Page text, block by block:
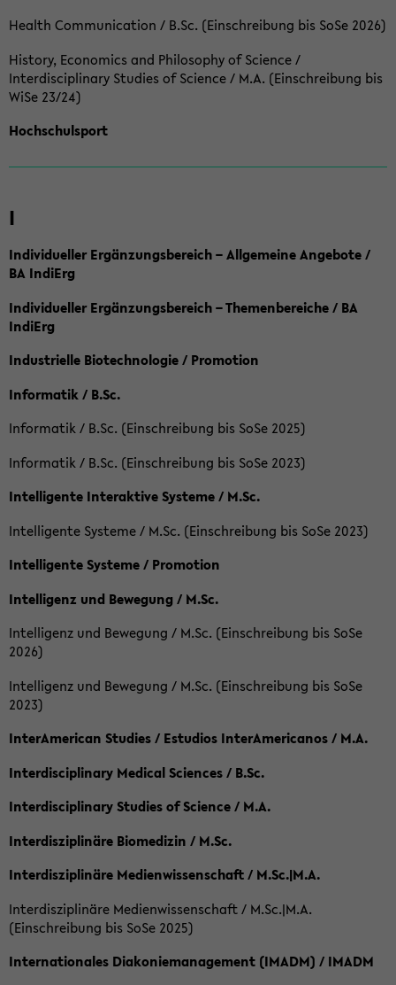
Health Communication / B.Sc. (Einschreibung bis SoSe 2026)
History, Economics and Philosophy of Science /
Interdisciplinary Studies of Science / M.A. (Einschreibung bis
WiSe 23/24)
Hochschulsport
I
Individueller Ergänzungsbereich – Allgemeine Angebote /
BA IndiErg
Individueller Ergänzungsbereich – Themenbereiche / BA
IndiErg
Industrielle Biotechnologie / Promotion
Informatik / B.Sc.
Informatik / B.Sc. (Einschreibung bis SoSe 2025)
Informatik / B.Sc. (Einschreibung bis SoSe 2023)
Intelligente Interaktive Systeme / M.Sc.
Intelligente Systeme / M.Sc. (Einschreibung bis SoSe 2023)
Intelligente Systeme / Promotion
Intelligenz und Bewegung / M.Sc.
Intelligenz und Bewegung / M.Sc. (Einschreibung bis SoSe
2026)
Intelligenz und Bewegung / M.Sc. (Einschreibung bis SoSe
2023)
InterAmerican Studies / Estudios InterAmericanos / M.A.
Interdisciplinary Medical Sciences / B.Sc.
Interdisciplinary Studies of Science / M.A.
Interdisziplinäre Biomedizin / M.Sc.
Interdisziplinäre Medienwissenschaft / M.Sc.|M.A.
Interdisziplinäre Medienwissenschaft / M.Sc.|M.A.
(Einschreibung bis SoSe 2025)
Internationales Diakoniemanagement (IMADM) / IMADM